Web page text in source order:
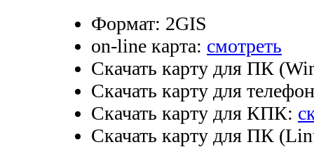
Формат: 2GIS
on-line карта: смотреть
Скачать карту для ПК
Скачать карту для
Скачать карту для КПК:
Скачать карту для ПК